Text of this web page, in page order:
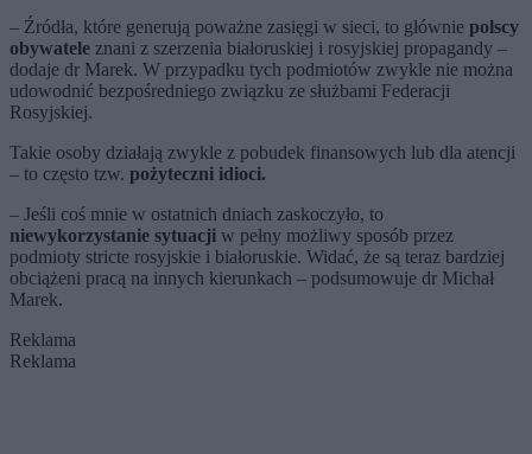
– Źródła, które generują poważne zasięgi w sieci, to głównie polscy
obywatele znani z szerzenia białoruskiej i rosyjskiej propagandy –
dodaje dr Marek. W przypadku tych podmiotów zwykle nie można
udowodnić bezpośredniego związku ze służbami Federacji
Rosyjskiej.
Takie osoby działają zwykle z pobudek finansowych lub dla atencji
– to często tzw. pożyteczni idioci.
– Jeśli coś mnie w ostatnich dniach zaskoczyło, to
niewykorzystanie sytuacji w pełny możliwy sposób przez
podmioty stricte rosyjskie i białoruskie. Widać, że są teraz bardziej
obciążeni pracą na innych kierunkach – podsumowuje dr Michał
Marek.
Reklama
Reklama